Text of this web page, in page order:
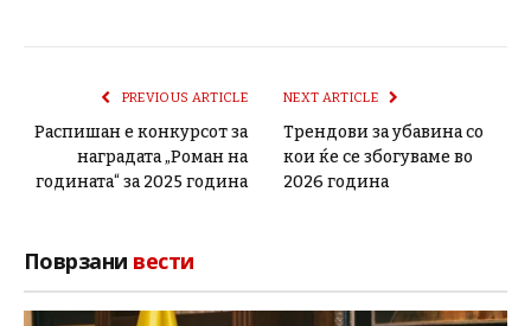
PREVIOUS ARTICLE
Распишан е конкурсот за
наградата „Роман на
годината“ за 2025 година
NEXT ARTICLE
Трендови за убавина со
кои ќе се збогуваме во
2026 година
Поврзани вести